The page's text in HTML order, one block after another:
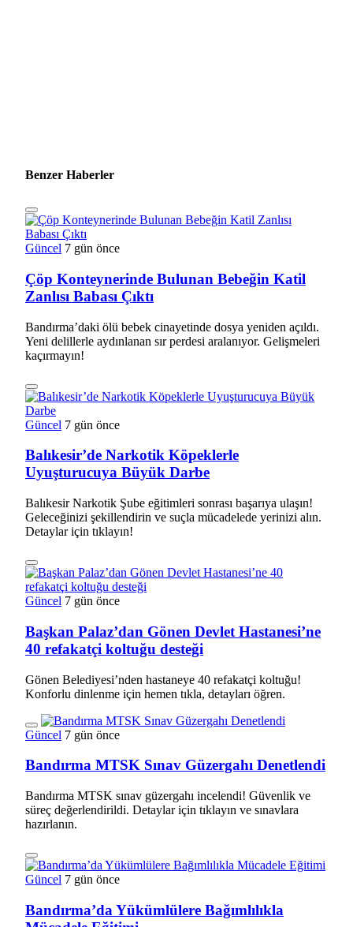
Benzer Haberler
Güncel 7 gün önce
Çöp Konteynerinde Bulunan Bebeğin Katil
Zanlısı Babası Çıktı
Bandırma’daki ölü bebek cinayetinde dosya yeniden açıldı.
Yeni delillerle aydınlanan sır perdesi aralanıyor. Gelişmeleri
kaçırmayın!
Güncel 7 gün önce
Balıkesir’de Narkotik Köpeklerle
Uyuşturucuya Büyük Darbe
Balıkesir Narkotik Şube eğitimleri sonrası başarıya ulaşın!
Geleceğinizi şekillendirin ve suçla mücadelede yerinizi alın.
Detaylar için tıklayın!
Güncel 7 gün önce
Başkan Palaz’dan Gönen Devlet Hastanesi’ne
40 refakatçi koltuğu desteği
Gönen Belediyesi’nden hastaneye 40 refakatçi koltuğu!
Konforlu dinlenme için hemen tıkla, detayları öğren.
Güncel 7 gün önce
Bandırma MTSK Sınav Güzergahı Denetlendi
Bandırma MTSK sınav güzergahı incelendi! Güvenlik ve
süreç değerlendirildi. Detaylar için tıklayın ve sınavlara
hazırlanın.
Güncel 7 gün önce
Bandırma’da Yükümlülere Bağımlılıkla